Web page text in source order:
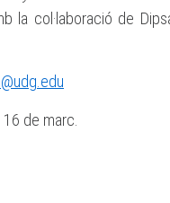
la col·laboració de
de marc.